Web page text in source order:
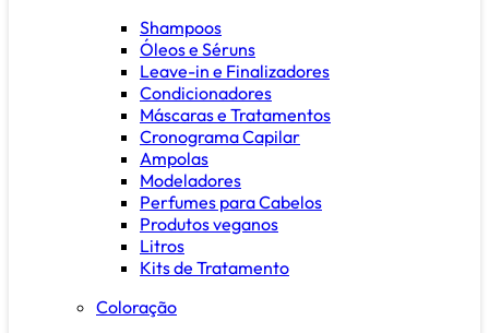
Shampoos
Óleos e Séruns
Leave-in e Finalizadores
Condicionadores
Máscaras e Tratamentos
Cronograma Capilar
Ampolas
Modeladores
Perfumes para Cabelos
Produtos veganos
Litros
Kits de Tratamento
Coloração